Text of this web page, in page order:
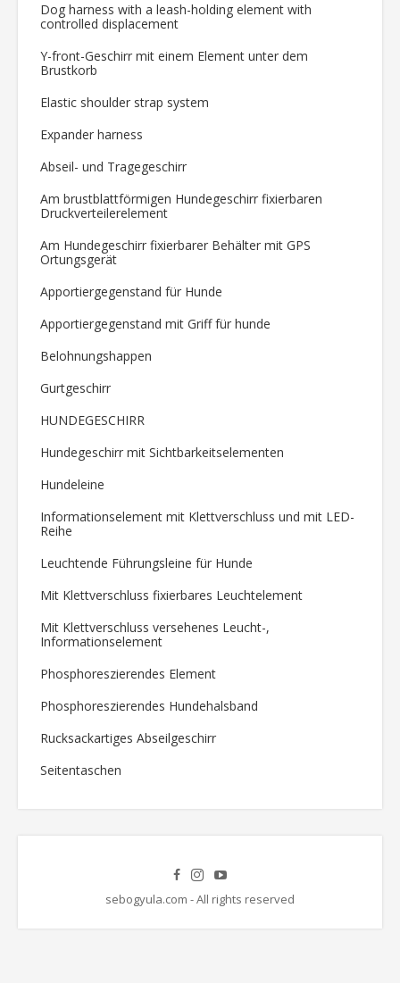
Dog harness with a leash-holding element with
controlled displacement
Y-front-Geschirr mit einem Element unter dem
Brustkorb
Elastic shoulder strap system
Expander harness
Abseil- und Tragegeschirr
Am brustblattförmigen Hundegeschirr fixierbaren
Druckverteilerelement
Am Hundegeschirr fixierbarer Behälter mit GPS
Ortungsgerät
Apportiergegenstand für Hunde
Apportiergegenstand mit Griff für hunde
Belohnungshappen
Gurtgeschirr
HUNDEGESCHIRR
Hundegeschirr mit Sichtbarkeitselementen
Hundeleine
Informationselement mit Klettverschluss und mit LED-
Reihe
Leuchtende Führungsleine für Hunde
Mit Klettverschluss fixierbares Leuchtelement
Mit Klettverschluss versehenes Leucht-,
Informationselement
Phosphoreszierendes Element
Phosphoreszierendes Hundehalsband
Rucksackartiges Abseilgeschirr
Seitentaschen
sebogyula.com - All rights reserved